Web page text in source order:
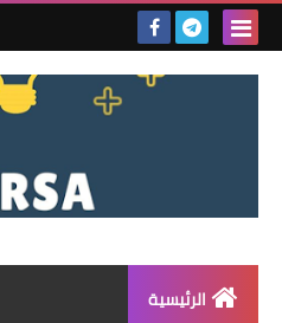
الرئيسية